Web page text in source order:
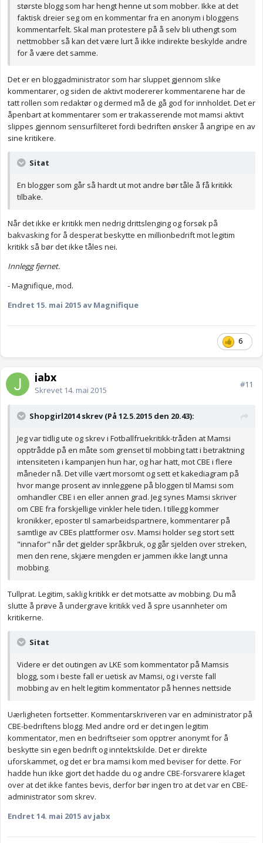
største blogg som har hengt henne ut som mobber. Ikke at det
faktisk dreier seg om en kommentar fra en anonym i bloggens
kommentarfelt. Skal man protestere på å selv bli uthengt som
nettmobber så kan det være lurt å ikke indirekte beskylde andre
for å være det samme.
Det er en bloggadministrator som har sluppet gjennom slike
kommentarer, og siden de aktivt modererer kommentarene har de
tatt rollen som redaktør og dermed må de gå god for innholdet. Det er
åpenbart at kommentarer som er trakasserende mot mamsi aktivt
slippes gjennom sensurfilteret fordi bedriften ønsker å angripe en av
sine kritikere.
Sitat
En blogger som går så hardt ut mot andre bør tåle å få kritikk
tilbake.
Når det ikke er kritikk men nedrig drittslenging og forsøk på
bakvasking for å desperat beskytte en millionbedrift mot legitim
kritikk så bør det ikke tåles nei.
Innlegg fjernet.
- Magnifique, mod.
Endret 15. mai 2015 av Magnifique
6
jabx
Skrevet 14. mai 2015
#11
Shopgirl2014 skrev (På 12.5.2015 den 20.43):
Jeg var tidlig ute og skrev i Fotballfruekritikk-tråden at Mamsi
opptrådde på en måte som grenset til mobbing tatt i betraktning
intensiteten i kampanjen hun har, og har hatt, mot CBE i flere
måneder nå. Det ville vært morsomt og sett et kakediagram på
hvor mange prosent av innleggene på bloggen til Mamsi som
omhandler CBE i en eller annen grad. Jeg synes Mamsi skriver
om CBE fra forskjellige vinkler hele tiden. I tillegg kommer
kronikker, eposter til samarbeidspartnere, kommentarer på
samtlige av CBEs plattformer osv. Mamsi holder seg stort sett
"innafor" når det gjelder språkbruk, og går sjelden over streken,
men den rene, skjære mengden er jammen ikke langt unna
mobbing.
Tullprat. Legitim, saklig kritikk er det motsatte av mobbing. Du må
slutte å prøve å undergrave kritikk ved å spre usannheter om
kritikerne.
Sitat
Videre er det outingen av LKE som kommentator på Mamsis
blogg, som i beste fall er uetisk av Mamsi, og i verste fall
mobbing av en helt legitim kommentator på hennes nettside
Uærligheten fortsetter. Kommentarskriveren var en administrator på
CBE-bedriftens blogg. Med andre ord er det ingen legitim
kommentator, men en bedriftseier som opptrer anonymt for å
beskytte sin egen bedrift og inntektskilde. Det er direkte
uforskammet, og det er bra mamsi kom med beviser for dette. For
hadde hun ikke gjort det hadde du og andre CBE-forsvarere klaget
over at det ikke fantes bevis, derfor bør ingen tro at det var en CBE-
administrator som skrev.
Endret 14. mai 2015 av jabx